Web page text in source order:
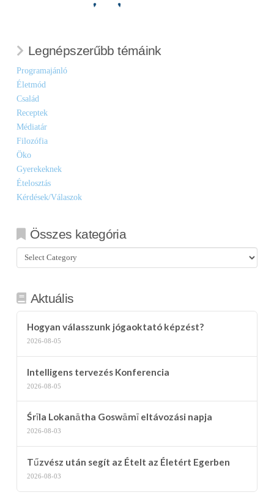
Legnépszerűbb témáink
Programajánló
Életmód
Család
Receptek
Médiatár
Filozófia
Öko
Gyerekeknek
Ételosztás
Kérdések/Válaszok
Összes kategória
Összes
kategória
Aktuális
Hogyan válasszunk jógaoktató képzést?
2026-08-05
Intelligens tervezés Konferencia
2026-08-05
Śrīla Lokanātha Goswāmī eltávozási napja
2026-08-03
Tűzvész után segít az Ételt az Életért Egerben
2026-08-03